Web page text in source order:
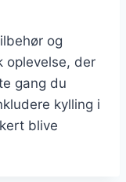
og
oplevelse, der
gang du
kylling i
blive